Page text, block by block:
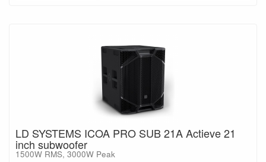
LD SYSTEMS ICOA PRO SUB 21A Actieve 21
inch subwoofer
1500W RMS, 3000W Peak